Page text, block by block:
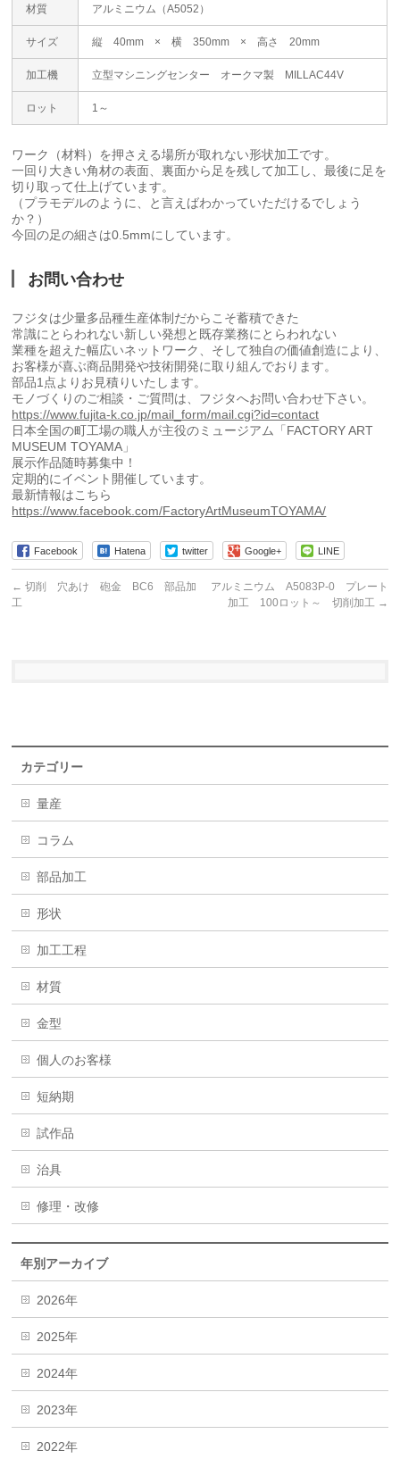
材質 アルミニウム（A5052）
サイズ 縦 40mm × 横 350mm × 高さ 20mm
加工機 立型マシニングセンター オークマ製 MILLAC44V
ロット 1～
ワーク（材料）を押さえる場所が取れない形状加工です。
一回り大きい角材の表面、裏面から足を残して加工し、最後に足を
切り取って仕上げています。
（プラモデルのように、と言えばわかっていただけるでしょう
か？）
今回の足の細さは0.5mmにしています。
お問い合わせ
フジタは少量多品種生産体制だからこそ蓄積できた
常識にとらわれない新しい発想と既存業務にとらわれない
業種を超えた幅広いネットワーク、そして独自の価値創造により、
お客様が喜ぶ商品開発や技術開発に取り組んでおります。
部品1点よりお見積りいたします。
モノづくりのご相談・ご質問は、フジタへお問い合わせ下さい。
https://www.fujita-k.co.jp/mail_form/mail.cgi?id=contact
日本全国の町工場の職人が主役のミュージアム「FACTORY ART
MUSEUM TOYAMA」
展示作品随時募集中！
定期的にイベント開催しています。
最新情報はこちら
https://www.facebook.com/FactoryArtMuseumTOYAMA/
Facebook Hatena twitter Google+ LINE
← 切削 穴あけ 砲金 BC6 部品加
工
アルミニウム A5083P-0 プレート
加工 100ロット～ 切削加工 →
カテゴリー
量産
コラム
部品加工
形状
加工工程
材質
金型
個人のお客様
短納期
試作品
治具
修理・改修
年別アーカイブ
2026年
2025年
2024年
2023年
2022年